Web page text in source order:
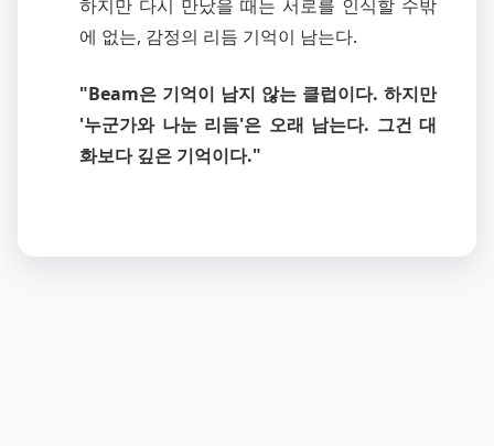
하지만 다시 만났을 때는 서로를 인식할 수밖
에 없는, 감정의 리듬 기억이 남는다.
"Beam은 기억이 남지 않는 클럽이다. 하지만
'누군가와 나눈 리듬'은 오래 남는다. 그건 대
화보다 깊은 기억이다."